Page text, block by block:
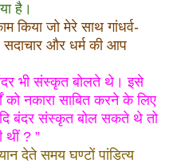
है।
किया जो मेरे साथ गांधर्व-
सदाचार और धर्म की आप
भी संस्कृत बोलते थे। इसे
को नकारा साबित करने के लिए
बंदर संस्कृत बोल सकते थे तो
थीं ? ”
देते समय घण्टों पांडित्य